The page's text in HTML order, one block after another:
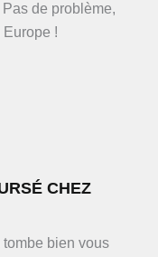
de problème,
!
CHEZ
bien vous